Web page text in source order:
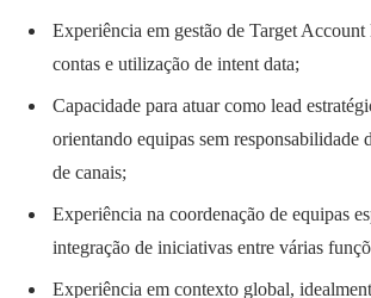
Experiência em gestão de Target Account
contas e utilização de intent data;
Capacidade para atuar como lead
orientando equipas sem responsabilidade
de canais;
Experiência na coordenação de equipas
integração de iniciativas entre várias
Experiência em contexto global,